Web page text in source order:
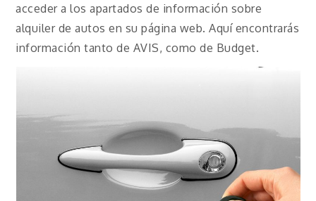
acceder a los apartados de información sobre
alquiler de autos en su página web. Aquí encontrarás
información tanto de AVIS, como de Budget.